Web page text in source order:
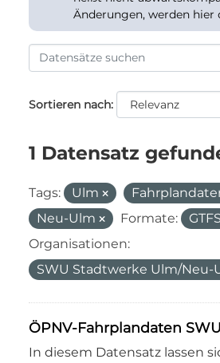
Änderungen, werden
Sortieren nach
1 Datensatz
Tags: Ulm
Neu-Ulm
Formate:
GTFS
Organisationen:
SWU Stadtwerke Ulm/Neu-
ÖPNV-Fahrplandaten SWU
In diesem Datensatz lassen